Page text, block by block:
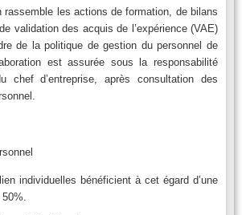
rassemble les actions de formation, de bilans
validation des acquis de l’expérience (VAE)
de la politique de gestion du personnel de
est assurée sous la responsabilité
chef d’entreprise, après consultation des
individuelles bénéficient à cet égard d’une